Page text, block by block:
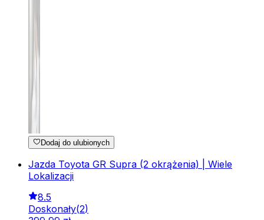
Dodaj do ulubionych
Jazda Toyota GR Supra (2 okrążenia) | Wiele
Lokalizacji
8.5
Doskonały(2)